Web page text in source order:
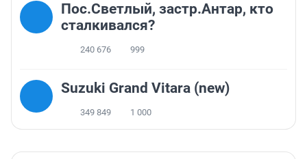
Пос.Светлый, застр.Антар, кто
сталкивался?
240 676 999
Suzuki Grand Vitara (new)
349 849 1 000